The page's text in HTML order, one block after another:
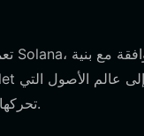
تحركها الميمات النابض بالحياة وسريع الخطى.